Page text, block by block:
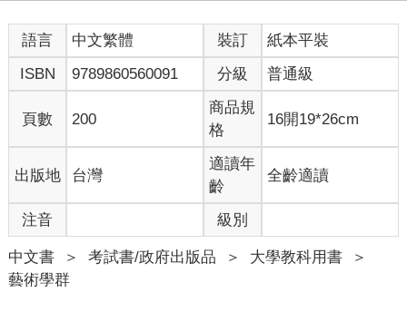
語言 中文繁體 裝訂
紙本平裝
ISBN
9789860560091 分級 普通級
頁數 200
商品規
格
16開19*26cm
出版地 台灣
適讀年
齡
全齡適讀
注音 級別
中文書 ＞ 考試書/政府出版品 ＞ 大學教科用書
＞
藝術學群